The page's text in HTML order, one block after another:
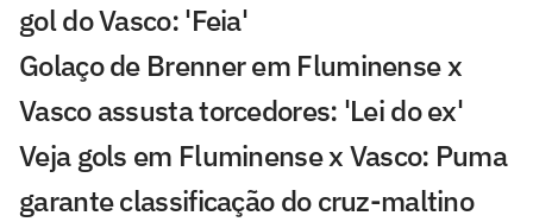
gol do Vasco: 'Feia'
Golaço de Brenner em Fluminense x
Vasco assusta torcedores: 'Lei do ex'
Veja gols em Fluminense x Vasco: Puma
garante classificação do cruz-maltino